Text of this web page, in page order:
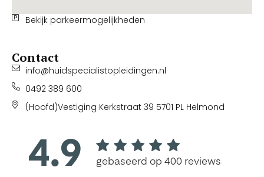
Bekijk parkeermogelijkheden
Contact
info@huidspecialistopleidingen.nl
0492 389 600
(Hoofd)Vestiging Kerkstraat 39 5701 PL Helmond